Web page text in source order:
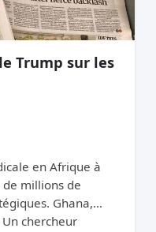
Trump sur les
en Afrique à
de millions de
Ghana,
chercheur